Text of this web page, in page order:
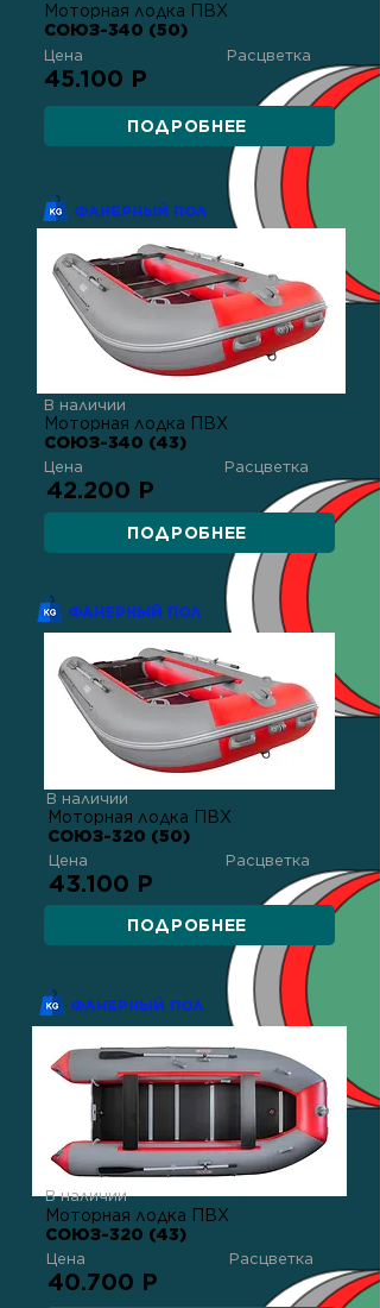
Моторная лодка ПВХ
СОЮЗ-340 (50)
Цена Расцветка
45.100 Р
ПОДРОБНЕЕ
ФАНЕРНЫЙ ПОЛ
В наличии
Моторная лодка ПВХ
СОЮЗ-340 (43)
Расцветка
Цена
42.200 Р
ПОДРОБНЕЕ
ФАНЕРНЫЙ ПОЛ
В наличии
Моторная лодка ПВХ
СОЮЗ-320 (50)
Цена Расцветка
43.100 Р
ПОДРОБНЕЕ
ФАНЕРНЫЙ ПОЛ
В наличии
Моторная лодка ПВХ
СОЮЗ-320 (43)
Цена Расцветка
40.700 Р